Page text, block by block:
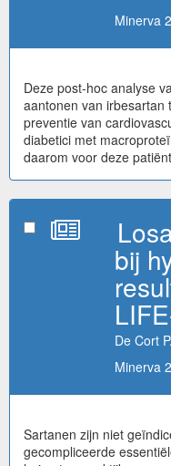
Minerva
Deze post-hoc analyse
aantonen van irbesartan
preventie van
diabetici met
daarom voor deze
bij
De Cort P.
Minerva
Sartanen zijn niet
gecompliceerde